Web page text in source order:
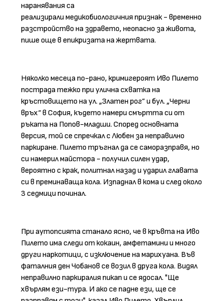
наранявания са
реализирали медикобиологичния признак - временно
разстройство на здравето, неопасно за живота,
пише още в епикризата на жертвата.
Няколко месеца по-рано, кримигероят Иво Пилето
пострада тежко при улична схватка на
кръстовището на ул. „Златен рог” и бул. „Черни
връх“ в София, където намери смъртта си от
ръката на Попов-младши. Според основната
версия, той се спречкал с Любен за неправилно
паркиране. Пилето тръгнал да се саморазправя, но
си намерил майстора - получил силен удар,
вероятно с крак, политнал назад и ударил главата
си в преминаваща кола. Изпаднал в кома и след около
3 седмици починал.
При аутопсията станало ясно, че в кръвта на Иво
Пилето има следи от кокаин, амфетамини и много
други наркотици, с изключение на марихуана. Във
фаталния ден Чобанов се возил в друга кола. Видял
неправилно паркиралия пикап и се ядосал. "Ще
хвърлям ези-тура. И ако се падне ези, ще се